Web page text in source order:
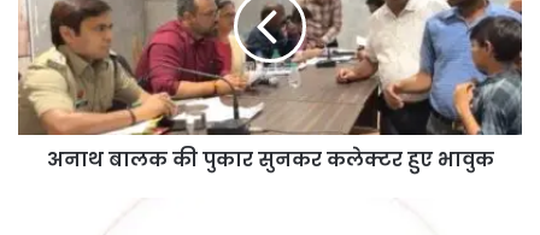
अनाथ बालक की पुकार सुनकर कलेक्टर हुए भावुक